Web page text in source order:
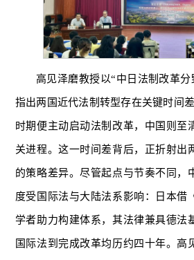
高见泽磨教授以“中日法制改革分
指出两国近代法制转型存在关键时间
时期便主动启动法制改革，中国则至
关进程。这一时间差背后，正折射出
的策略差异。尽管起点与节奏不同，
度受国际法与大陆法系影响：日本借
学者助力构建体系，其法律兼具德法
国际法到完成改革均历约四十年。高